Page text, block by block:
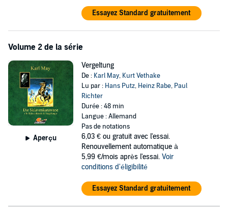
Essayez Standard gratuitement
Volume 2 de la série
Aperçu
Vergeltung
De : Karl May, Kurt Vethake
Lu par : Hans Putz, Heinz Rabe, Paul
Richter
Durée : 48 min
Langue : Allemand
Pas de notations
6,03 € ou gratuit avec l'essai.
Renouvellement automatique à
5,99 €/mois après l'essai. Voir
conditions d'éligibilité
Essayez Standard gratuitement